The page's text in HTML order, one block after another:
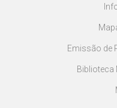
Emissão de
Biblioteca